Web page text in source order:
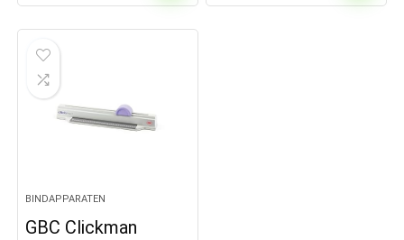
BINDAPPARATEN
GBC Clickman